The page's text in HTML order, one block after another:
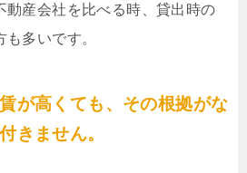
動産会社を比べる時、貸出時の
多いです。
が高くても、その根拠がな
きません。